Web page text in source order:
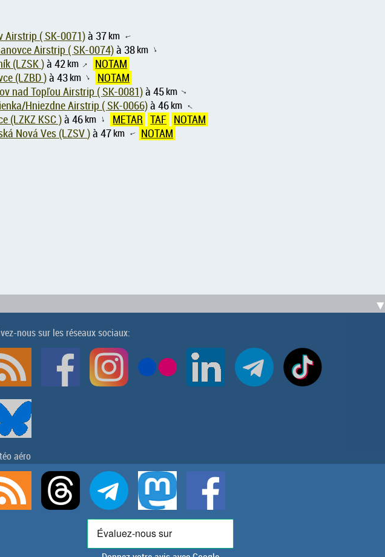
Aéroport Klčov Airstrip ( SK-0071)à 37km ↑
Aéroport Rozhanovce Airstrip ( SK-0074)à 38km ↑
Aéroport Svidník (LZSK )à 42km ↑
NOTAM
Aéroport Bidovce (LZBD )à 43km ↑
NOTAM
Aéroport Vranov nad Topľou Airstrip ( SK-0081)à 45km ↑
Aéroport Kamienka/Hniezdne Airstrip ( SK-0066)à 46km ↑
(LZKZ KSC )à 46km ↑ METAR TAF NOTAM
Aéroport Spišská Nová Ves (LZSV )à 47km ↑
NOTAM
nous sur les réseaux sociaux:
aéro